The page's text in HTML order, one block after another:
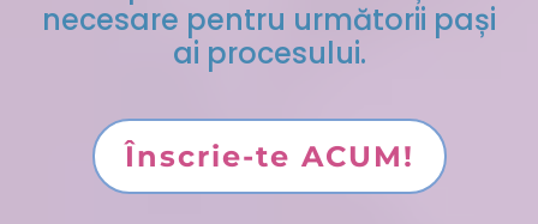
necesare pentru următorii pași
ai procesului.
Înscrie-te ACUM!